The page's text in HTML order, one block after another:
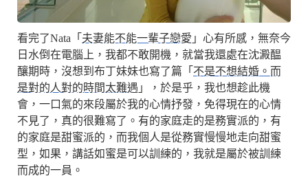
看完了Nata「 夫妻能不能一輩子戀愛 」心有所感，無奈今
日水倒在電腦上，我都不敢開機，就當我還處在沈澱醖
釀期時，沒想到布丁妹妹也寫了篇「 不是不想結婚。而
是對的人對的時間太難遇 」，於是乎，我也想趁此機
會，一口氣的來段屬於我的心情抒發，免得現在的心情
不見了，真的很難寫了。有的家庭走的是務實派的，有
的家庭是甜蜜派的，而我個人是從務實慢慢地走向甜蜜
型，如果，講話如蜜是可以訓練的，我就是屬於被訓練
而成的一員。